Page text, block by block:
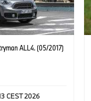
ALL4. (05/2017)
CEST 2026